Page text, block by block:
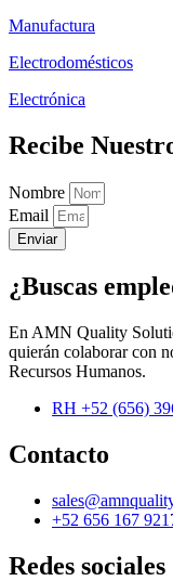
Manufactura
Electrodomésticos
Electrónica
Recibe
Nombre
Email
Enviar
¿Buscas
En AMN Quality
quierán colaborar con
Recursos Humanos.
RH +52 (656)
Contacto
+52 656 167
Redes sociales